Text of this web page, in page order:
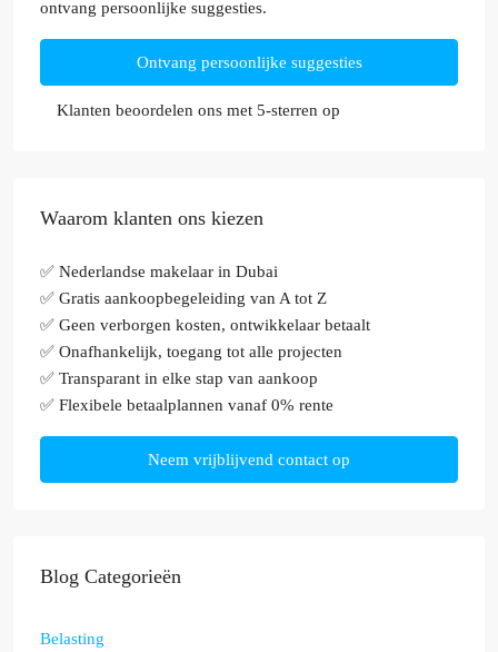
ontvang persoonlijke suggesties.
Ontvang persoonlijke suggesties
Klanten beoordelen ons met 5-sterren op
Waarom klanten ons kiezen
✅ Nederlandse makelaar in Dubai
✅ Gratis aankoopbegeleiding van A tot Z
✅ Geen verborgen kosten, ontwikkelaar betaalt
✅ Onafhankelijk, toegang tot alle projecten
✅ Transparant in elke stap van aankoop
✅ Flexibele betaalplannen vanaf 0% rente
Neem vrijblijvend contact op
Blog Categorieën
Belasting